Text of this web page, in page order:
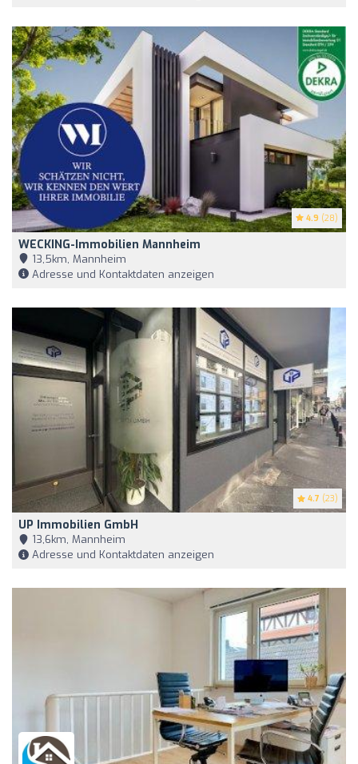
4.9 (28)
WECKING-Immobilien Mannheim
13,5km, Mannheim
Adresse und Kontaktdaten anzeigen
4.7 (23)
UP Immobilien GmbH
13,6km, Mannheim
Adresse und Kontaktdaten anzeigen